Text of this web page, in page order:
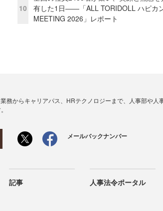
10
有した1日――「ALL TORIDOLL ハピカ
MEETING 2026」レポート
務からキャリアパス、HRテクノロジーまで、人事部や
メールバックナンバー
記事 人事法令ポータル